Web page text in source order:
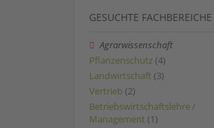
GESUCHTE FACHBEREICHE
Agrarwissenschaft
Pflanzenschutz (4)
Landwirtschaft (3)
Vertrieb (2)
Betriebswirtschaftslehre /
Management (1)